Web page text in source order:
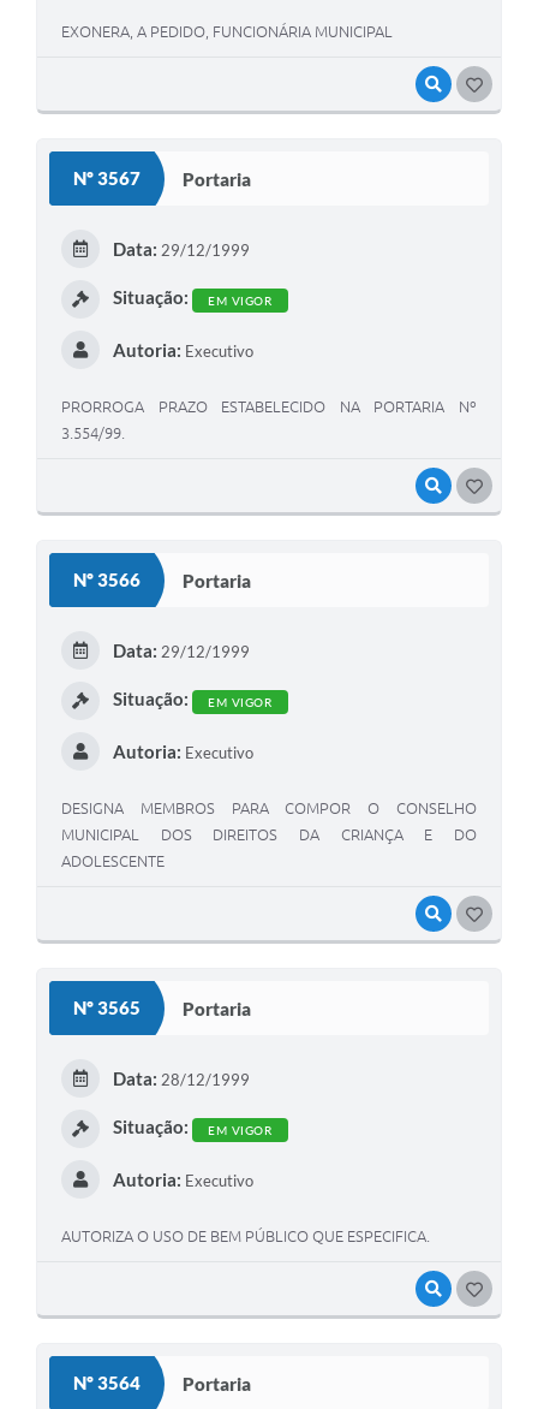
VISUALIZAR
EXONERA, A PEDIDO, FUNCIONÁRIA MUNICIPAL
Nº 3567 Portaria
VISUALIZAR
Data: 29/12/1999
Situação: EM VIGOR
Autoria: Executivo
PRORROGA PRAZO ESTABELECIDO NA PORTARIA Nº
3.554/99.
Nº 3566 Portaria
VISUALIZAR
Data: 29/12/1999
Situação: EM VIGOR
Autoria: Executivo
DESIGNA MEMBROS PARA COMPOR O CONSELHO
MUNICIPAL DOS DIREITOS DA CRIANÇA E DO
ADOLESCENTE
Nº 3565 Portaria
VISUALIZAR
Data: 28/12/1999
Situação: EM VIGOR
Autoria: Executivo
AUTORIZA O USO DE BEM PÚBLICO QUE ESPECIFICA.
Nº 3564 Portaria